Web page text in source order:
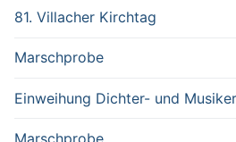
81. Villacher Kirchtag
Marschprobe
Einweihung Dichter- und
Marschprobe